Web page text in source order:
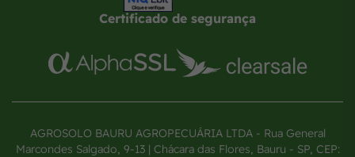
Certificado de segurança
AGROSOLO BAURU AGROPECUÁRIA LTDA - Rua General
Marcondes Salgado, 9-13 | Chácara das Flores, Bauru - SP, CEP: